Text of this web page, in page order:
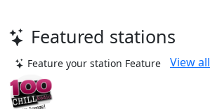
Featured stations
Feature your station Feature View all